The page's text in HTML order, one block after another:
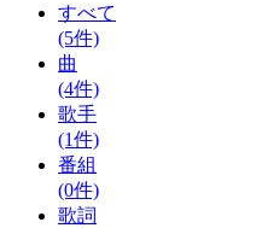
すべて
(5件)
曲
(4件)
歌手
(1件)
番組
(0件)
歌詞